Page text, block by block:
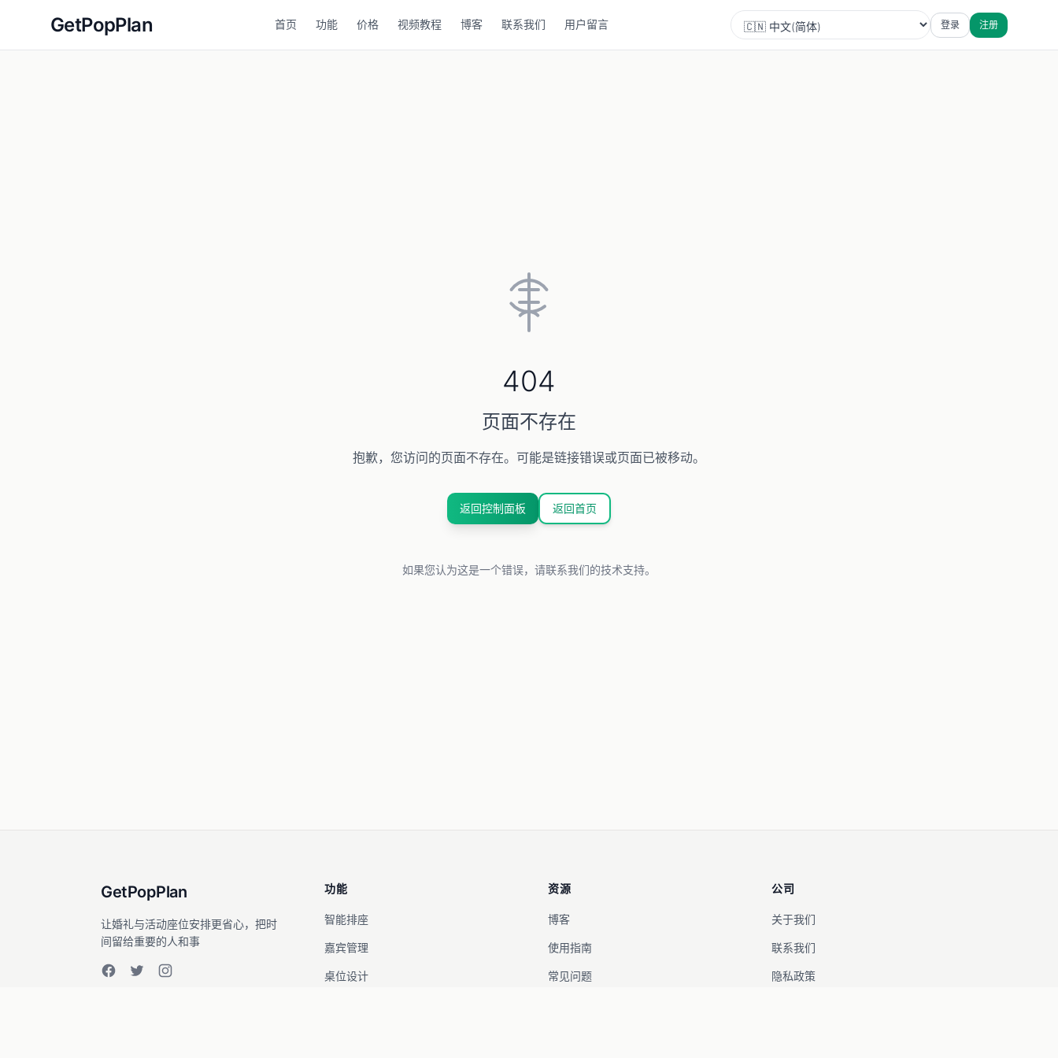
GetPopPlan 首页 功能 价格 视频教程 博客 联系我们 用户留言 登录 注册
404
页面不存在
抱歉，您访问的页面不存在。可能是链接错误或页面已被移动。
返回控制面板 返回首页
如果您认为这是一个错误，请联系我们的技术支持。
GetPopPlan
让婚礼与活动座位安排更省心，把时
间留给重要的人和事
功能
智能排座
嘉宾管理
桌位设计
资源
博客
使用指南
常见问题
公司
关于我们
联系我们
隐私政策